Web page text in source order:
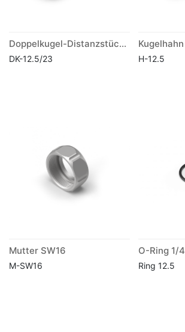
Doppelkugel-Distanzstück 23mm / Kugel Ø 12.5 mm
DK-12.5/23 H-12.5
Mutter SW16
M-SW16
O-Ring 1/
Ring 12.5